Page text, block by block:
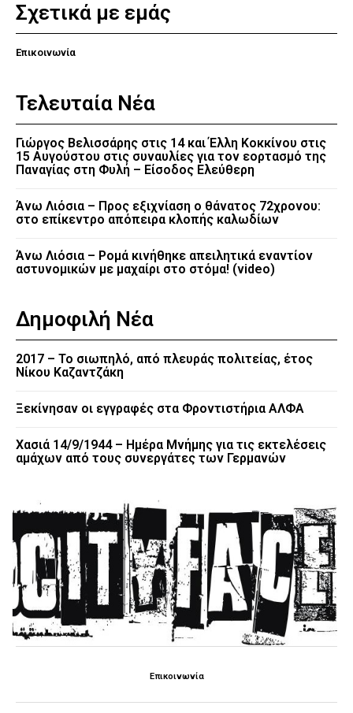
Σχετικά με εμάς
Επικοινωνία
Τελευταία Νέα
Γιώργος Βελισσάρης στις 14 και Έλλη Κοκκίνου στις
15 Αυγούστου στις συναυλίες για τον εορτασμό της
Παναγίας στη Φυλή – Είσοδος Ελεύθερη
Άνω Λιόσια – Προς εξιχνίαση ο θάνατος 72χρονου:
στο επίκεντρο απόπειρα κλοπής καλωδίων
Άνω Λιόσια – Ρομά κινήθηκε απειλητικά εναντίον
αστυνομικών με μαχαίρι στο στόμα! (video)
Δημοφιλή Νέα
2017 – Το σιωπηλό, από πλευράς πολιτείας, έτος
Νίκου Καζαντζάκη
Ξεκίνησαν οι εγγραφές στα Φροντιστήρια ΑΛΦΑ
Χασιά 14/9/1944 – Ημέρα Μνήμης για τις εκτελέσεις
αμάχων από τους συνεργάτες των Γερμανών
Επικοινωνία